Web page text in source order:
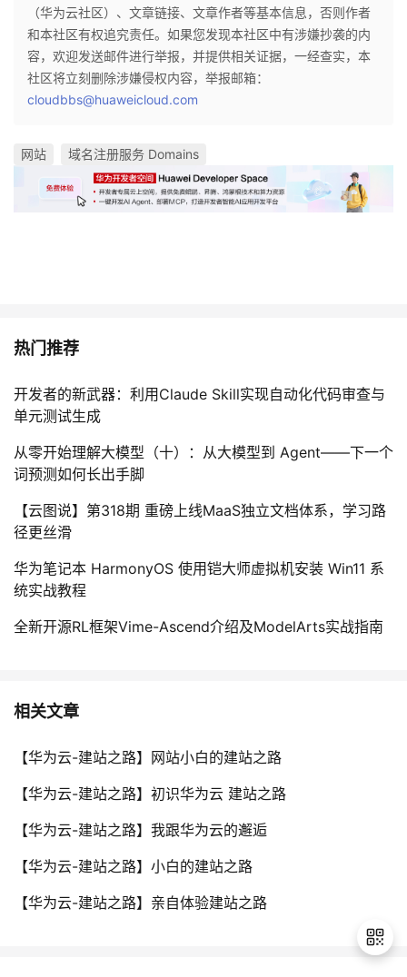
（华为云社区）、文章链接、文章作者等基本信息，否则作者
和本社区有权追究责任。如果您发现本社区中有涉嫌抄袭的内
容，欢迎发送邮件进行举报，并提供相关证据，一经查实，本
社区将立刻删除涉嫌侵权内容，举报邮箱：
cloudbbs@huaweicloud.com
网站 域名注册服务 Domains
热门推荐
开发者的新武器：利用Claude Skill实现自动化代码审查与
单元测试生成
从零开始理解大模型（十）：从大模型到 Agent——下一个
词预测如何长出手脚
【云图说】第318期 重磅上线MaaS独立文档体系，学习路
径更丝滑
华为笔记本 HarmonyOS 使用铠大师虚拟机安装 Win11 系
统实战教程
全新开源RL框架Vime-Ascend介绍及ModelArts实战指南
相关文章
【华为云-建站之路】网站小白的建站之路
【华为云-建站之路】初识华为云 建站之路
【华为云-建站之路】我跟华为云的邂逅
【华为云-建站之路】小白的建站之路
【华为云-建站之路】亲自体验建站之路